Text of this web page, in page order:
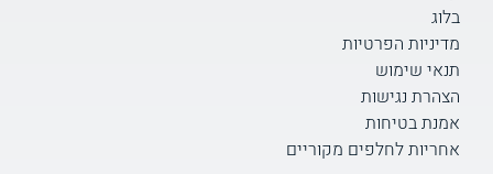
בלוג
מדיניות הפרטיות
תנאי שימוש
הצהרת נגישות
אמנת בטיחות
אחריות לחלפים מקוריים